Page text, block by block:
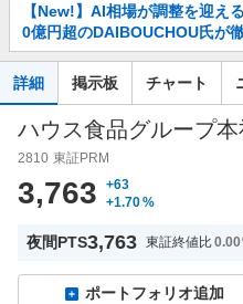
知
ら
せ
【New!】AI相場が調整を迎え
0億円超のDAIBOUCHOU氏が
詳細 掲示板 チャート
ハウス食品グループ
2810 東証PRM
3,763
+63
+1.70%
夜間PTS3,763 東証終値比0.00
ポートフォリオ追加